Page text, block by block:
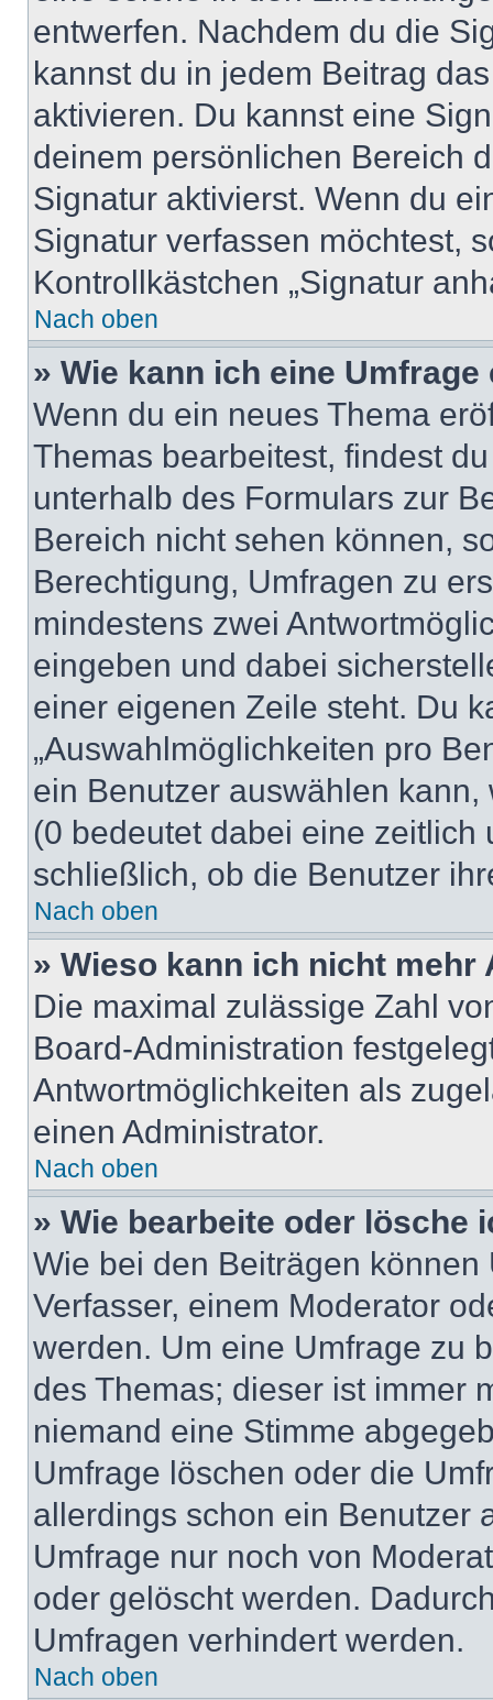
entwerfen. Nachdem du die
kannst du in jedem Beitrag
aktivieren. Du kannst eine
deinem persönlichen Bereich
Signatur aktivierst. Wenn du
Signatur verfassen möchtest,
Kontrollkästchen „Signatur
Nach oben
» Wie kann ich eine
Wenn du ein neues Thema
Themas bearbeitest, findest
unterhalb des Formulars zur
Bereich nicht sehen können,
Berechtigung, Umfragen zu
mindestens zwei
eingeben und dabei
einer eigenen Zeile steht. Du
„Auswahlmöglichkeiten pro
ein Benutzer auswählen
(0 bedeutet dabei eine
schließlich, ob die Benutzer
Nach oben
» Wieso kann ich nicht
Die maximal zulässige Zahl
Board-Administration
Antwortmöglichkeiten als
einen Administrator.
Nach oben
» Wie bearbeite oder lösche
Wie bei den Beiträgen
Verfasser, einem Moderator
werden. Um eine Umfrage zu
des Themas; dieser ist immer
niemand eine Stimme
Umfrage löschen oder die
allerdings schon ein Benutzer
Umfrage nur noch von
oder gelöscht werden.
Umfragen verhindert werden.
Nach oben